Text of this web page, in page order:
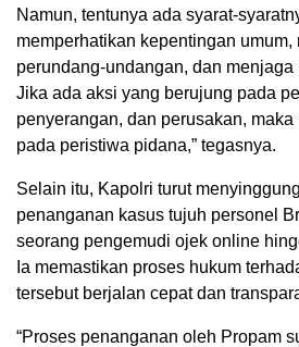
Namun, tentunya ada syarat-
memperhatikan kepentingan umum,
perundang-undangan, dan menjaga
Jika ada aksi yang berujung pada
penyerangan, dan perusakan,
pada peristiwa pidana,” tegasnya.
Selain itu, Kapolri turut
penanganan kasus tujuh personel
seorang pengemudi ojek online
Ia memastikan proses hukum
tersebut berjalan cepat dan
“Proses penanganan oleh Propam